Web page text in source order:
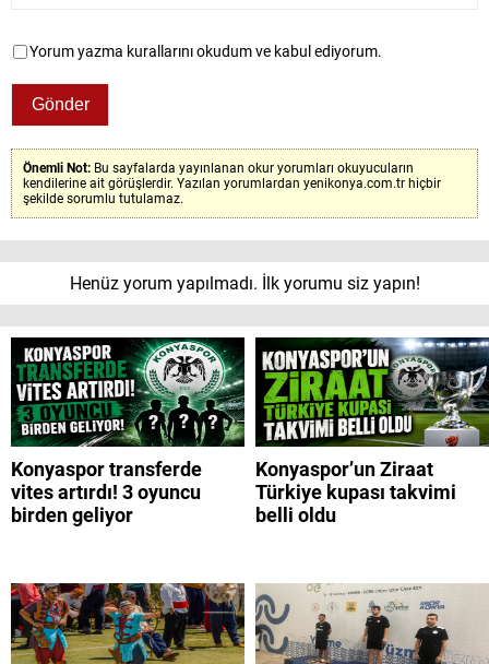
Yorum yazma kurallarını okudum ve kabul ediyorum.
Önemli Not: Bu sayfalarda yayınlanan okur yorumları okuyucuların
kendilerine ait görüşlerdir. Yazılan yorumlardan yenikonya.com.tr hiçbir
şekilde sorumlu tutulamaz.
Henüz yorum yapılmadı. İlk yorumu siz yapın!
Konyaspor transferde
vites artırdı! 3 oyuncu
birden geliyor
Konyaspor’un Ziraat
Türkiye kupası takvimi
belli oldu